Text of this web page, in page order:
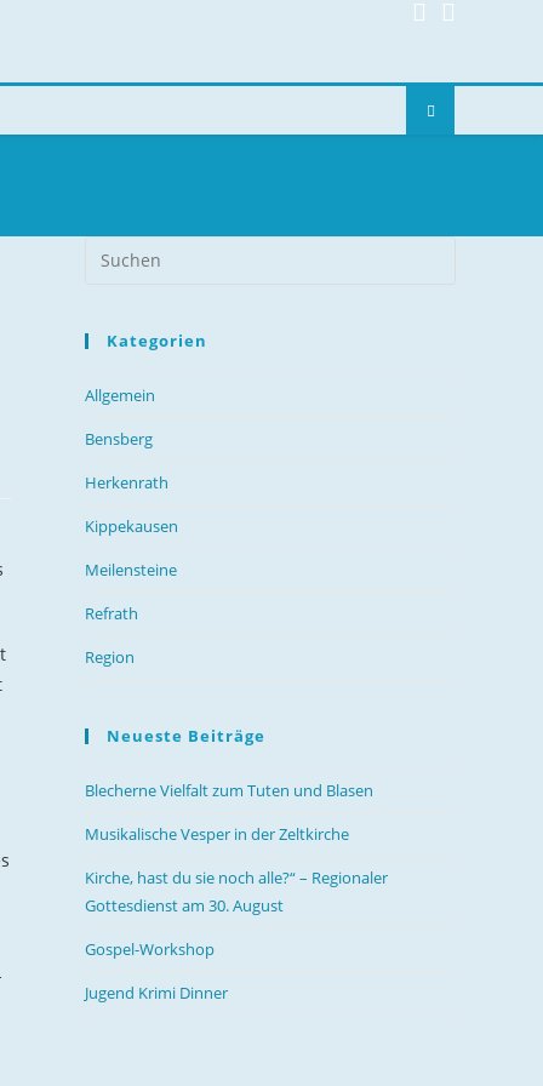
Kategorien
Allgemein
Bensberg
Herkenrath
Kippekausen
Meilensteine
Refrath
Region
Neueste Beiträge
Blecherne Vielfalt zum Tuten und Blasen
Musikalische Vesper in der Zeltkirche
Kirche, hast du sie noch alle?“ – Regionaler
Gottesdienst am 30. August
Gospel-Workshop
Jugend Krimi Dinner